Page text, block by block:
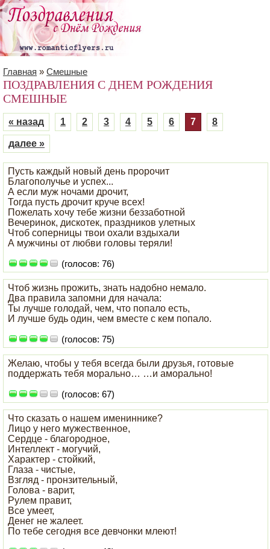
Главная » Смешные
ПОЗДРАВЛЕНИЯ С ДНЕМ РОЖДЕНИЯ
СМЕШНЫЕ
« назад 1 2 3 4 5 6 7 8
далее »
Пусть каждый новый день пророчит
Благополучье и успех...
А если муж ночами дрочит,
Тогда пусть дрочит круче всех!
Пожелать хочу тебе жизни беззаботной
Вечеринок, дискотек, праздников улетных
Чтоб соперницы твои охали вздыхали
А мужчины от любви головы теряли!
(голосов: 76)
Чтоб жизнь прожить, знать надобно немало.
Два правила запомни для начала:
Ты лучше голодай, чем, что попало есть,
И лучше будь один, чем вместе с кем попало.
(голосов: 75)
Желаю, чтобы у тебя всегда были друзья, готовые
поддержать тебя морально… …и аморально!
(голосов: 67)
Что сказать о нашем имениннике?
Лицо у него мужественное,
Сердце - благородное,
Интеллект - могучий,
Характер - стойкий,
Глаза - чистые,
Взгляд - пронзительный,
Голова - варит,
Рулем правит,
Все умеет,
Денег не жалеет.
По тебе сегодня все девчонки млеют!